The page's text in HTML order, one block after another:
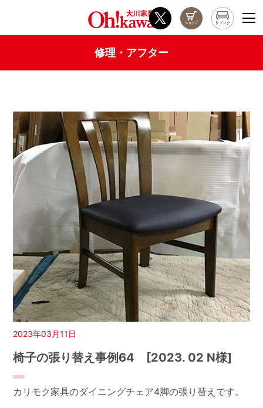
修理・アフター
2023年03月11日
椅子の張り替え事例64 [2023. 02 N様]
カリモク家具のダイニングチェア4脚の張り替えです。